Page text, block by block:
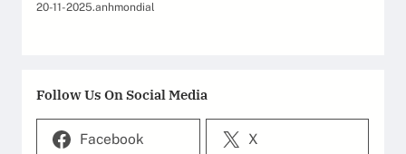
20-11-2025.anhmondial
Follow Us On Social Media
Facebook X